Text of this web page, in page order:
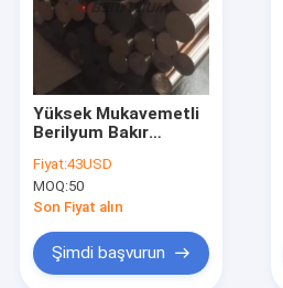
Yüksek Mukavemetli
Berilyum Bakır
Çubuklar UNS C17200
TB00 TD02 TD04
TF00 TH04
Fiyat:43USD
MOQ:50
Son Fiyat alın
Şimdi başvurun